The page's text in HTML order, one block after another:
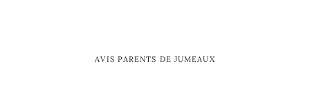
AVIS PARENTS DE JUMEAUX